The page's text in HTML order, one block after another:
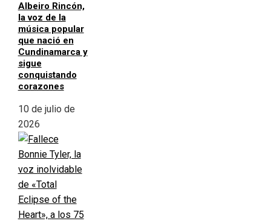
Albeiro Rincón,
la voz de la
música popular
que nació en
Cundinamarca y
sigue
conquistando
corazones
10 de julio de
2026